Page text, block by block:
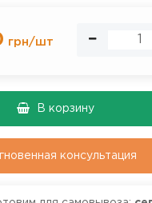
грн/шт
В корзину
консультация